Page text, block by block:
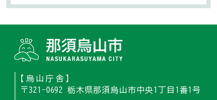
【烏山庁舎】
〒321-0692 栃木県那須烏山市中央1丁目1番1号